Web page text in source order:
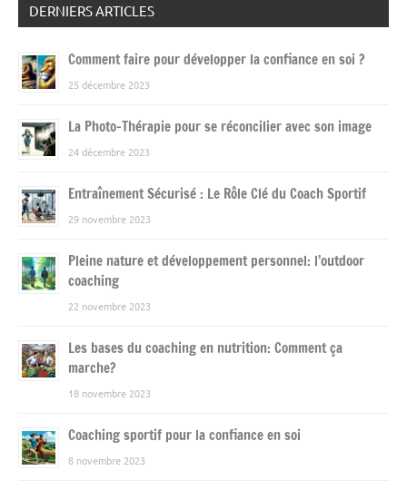
DERNIERS ARTICLES
Comment faire pour développer la confiance en soi ?
25 décembre 2023
La Photo-Thérapie pour se réconcilier avec son image
24 décembre 2023
Entraînement Sécurisé : Le Rôle Clé du Coach Sportif
29 novembre 2023
Pleine nature et développement personnel: l’outdoor
coaching
22 novembre 2023
Les bases du coaching en nutrition: Comment ça
marche?
18 novembre 2023
Coaching sportif pour la confiance en soi
8 novembre 2023